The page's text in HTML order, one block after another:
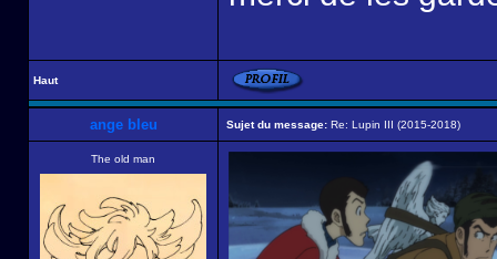
Haut
ange bleu Sujet du message: Re: Lupin III (2015-2018)
The old man